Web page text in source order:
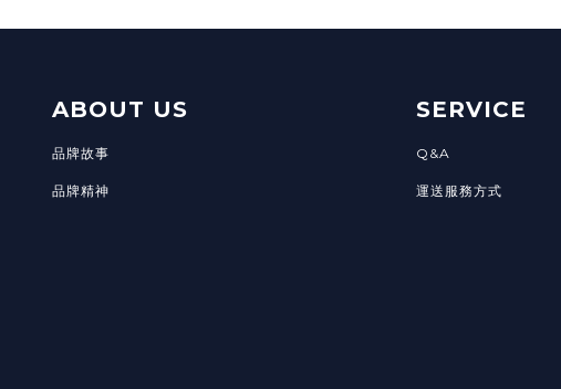
ABOUT US
品牌故事
品牌精神
SERVICE
Q&A
運送服務方式